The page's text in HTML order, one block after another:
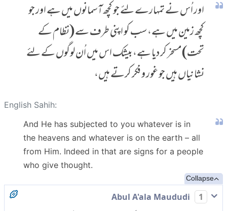
اور اُس نے تمہارے لئے جو کچھ آسمانوں میں ہے اور جو
کچھ زمین میں ہے، سب کو اپنی طرف سے (نظام کے
تحت) مسخر کر دیا ہے، بیشک اس میں اُن لوگوں کے لئے
نشانیاں ہیں جو غور و فکر کرتے ہیں،
English Sahih:
And He has subjected to you whatever is in
the heavens and whatever is on the earth – all
from Him. Indeed in that are signs for a people
who give thought.
Collapse
1